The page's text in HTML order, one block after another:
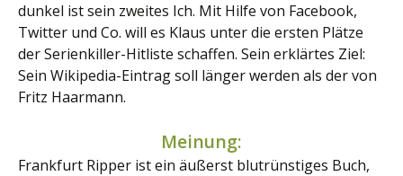
dunkel ist sein zweites Ich. Mit Hilfe von Facebook,
Twitter und Co. will es Klaus unter die ersten Plätze
der Serienkiller-Hitliste schaffen. Sein erklärtes Ziel:
Sein Wikipedia-Eintrag soll länger werden als der von
Fritz Haarmann.
Meinung:
Frankfurt Ripper ist ein äußerst blutrünstiges Buch,